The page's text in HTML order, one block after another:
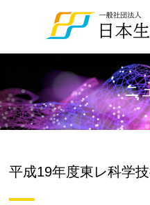
ニ
平成19年度東レ科学